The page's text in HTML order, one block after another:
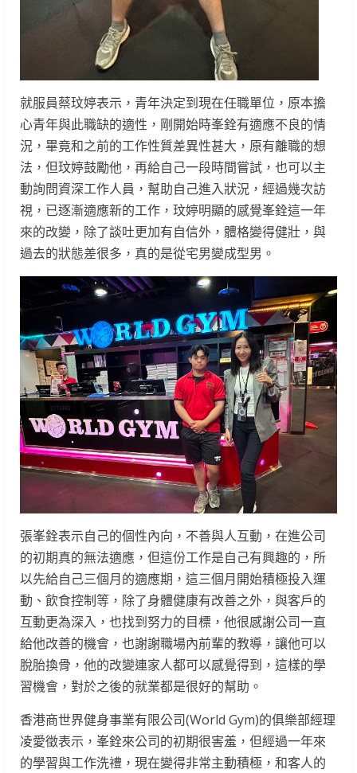
就服員蔡玟婷表示，青年決定到現在任職單位，原本擔
心青年與此職缺的適性，剛開始時峯銓有適應不良的情
況，畢竟和之前的工作性質差異性甚大，原有離職的想
法，但玟婷鼓勵他，再給自己一段時間嘗試，也可以主
動詢問資深工作人員，幫助自己進入狀況，經過幾次訪
視，已逐漸適應新的工作，玟婷明顯的感覺峯銓這一年
來的改變，除了談吐更加有自信外，體格變得健壯，與
過去的狀態差很多，真的是從宅男變成型男。
張峯銓表示自己的個性內向，不善與人互動，在進公司
的初期真的無法適應，但這份工作是自己有興趣的，所
以先給自己三個月的適應期，這三個月開始積極投入運
動、飲食控制等，除了身體健康有改善之外，與客戶的
互動更為深入，也找到努力的目標，他很感謝公司一直
給他改善的機會，也謝謝職場內前輩的教導，讓他可以
脫胎換骨，他的改變連家人都可以感覺得到，這樣的學
習機會，對於之後的就業都是很好的幫助。
香港商世界健身事業有限公司(World Gym)的俱樂部經理
凌愛徵表示，峯銓來公司的初期很害羞，但經過一年來
的學習與工作洗禮，現在變得非常主動積極，和客人的